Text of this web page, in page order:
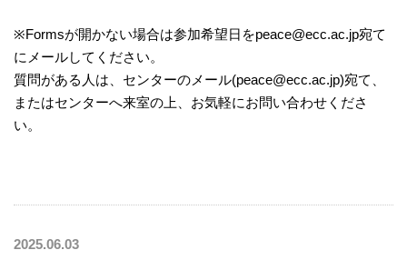
※Formsが開かない場合は参加希望日をpeace@ecc.ac.jp宛て
にメールしてください。
質問がある人は、センターのメール(peace@ecc.ac.jp)宛て、
またはセンターへ来室の上、お気軽にお問い合わせくださ
い。
2025.06.03